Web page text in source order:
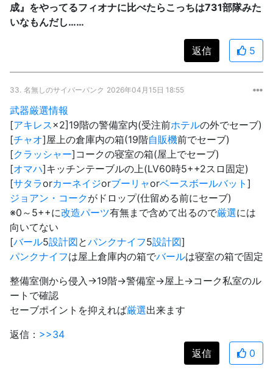
成』をやってるフィオナに比べたらこっちは731部隊みた
いなもんだし……
返信 5
33. 名無しのサイバーパンク 2026年04月15日 18:55
武器厳選情報
[アキレス×2]19階の警備室内(受注前ホテルの外でセーブ)
[チャオ]屋上の倉庫内の箱(19階自販機前でセーブ)
[クラッシャー]コークの寝室の箱(屋上でセーブ)
[オマハ]キッチンテーブルの上(LV60時5++2スロ固定)
[サタラorカーネイジorブーリャorベースボールバット ]
ジョアン・コークがドロップ(仕留める前にセーブ)
※0～5++に改造パーツ有無まで含めて出るので厳選には
向いてない
[バール5設計図とパンクナイフ5設計図]
パンクナイフは屋上倉庫内の箱でバールは寝室の箱で固定
整備室側から侵入→19階→警備室→屋上→コーク私室のル
ートで確認
セーブポイントを抑えれば厳選出来ます
返信： >>34
返信
0